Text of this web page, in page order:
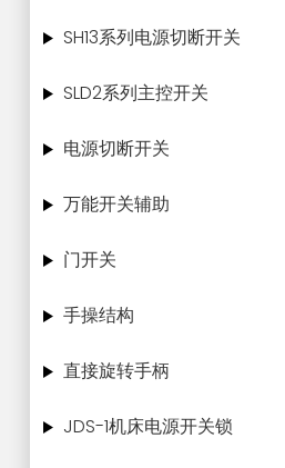
SH13系列电源切断开关
SLD2系列主控开关
电源切断开关
万能开关辅助
门开关
手操结构
直接旋转手柄
JDS-1机床电源开关锁